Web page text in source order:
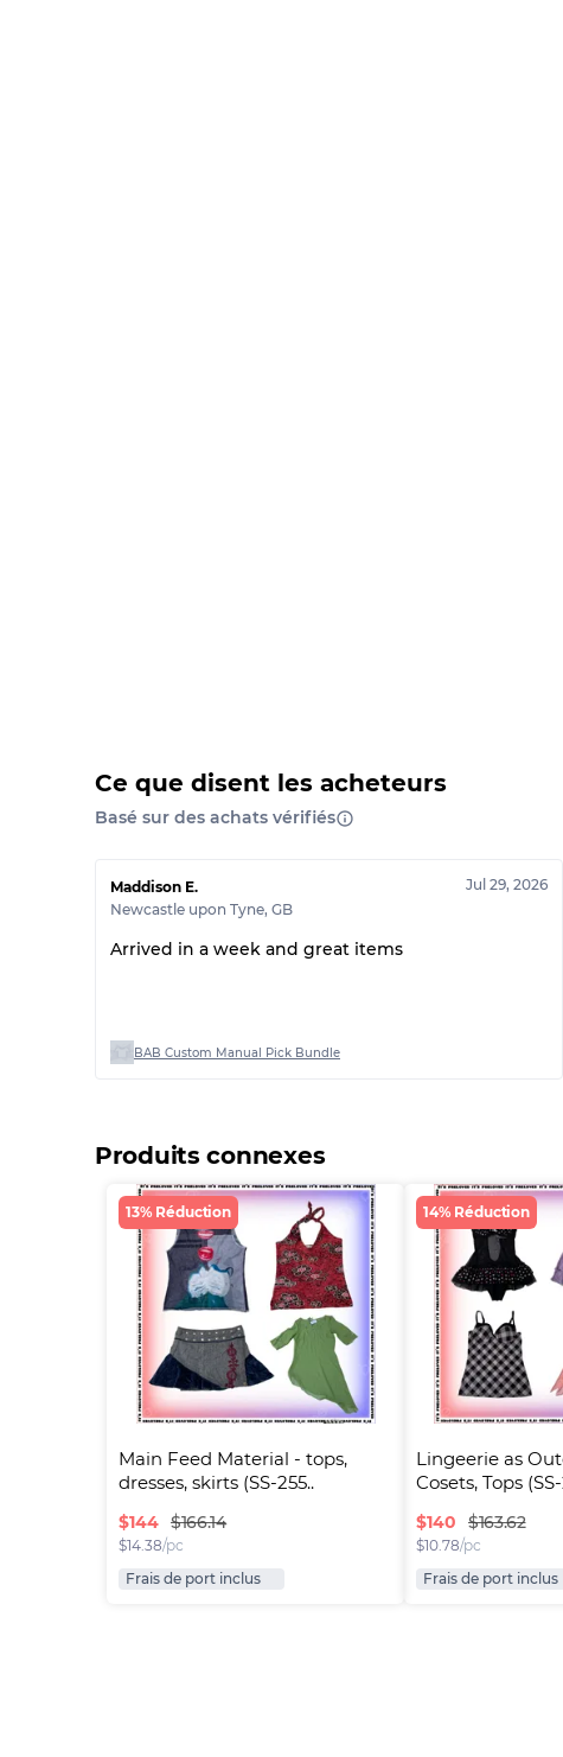
Ce que disent les acheteurs
Basé sur des achats vérifiés
Maddison E.
Newcastle upon Tyne, GB
Jul 29, 2026
Arrived in a week and great items
BAB Custom Manual Pick Bundle
Produits connexes
13% Réduction
Main Feed Material - tops,
dresses, skirts (SS-255..
$144 $166.14
$14.38/pc
Frais de port inclus
14% Réduction
Lingeerie as
Cosets, Tops
$140 $163.62
$10.78/pc
Frais de port inclus